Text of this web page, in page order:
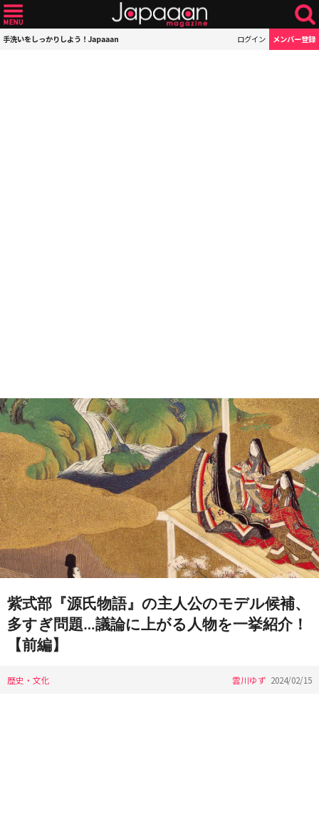
手洗いをしっかりしよう！Japaaan ログイン メンバー登録
紫式部『源氏物語』の主人公のモデル候補、
多すぎ問題…議論に上がる人物を一挙紹介！
【前編】
歴史・文化 雲川ゆず 2024/02/15